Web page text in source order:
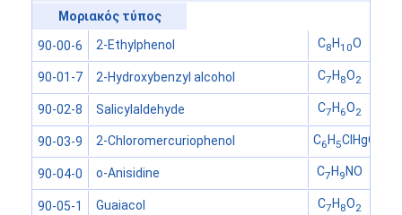
Μοριακός τύπος
90-00-6 2-Ethylphenol C8 H10O
90-01-7 2-Hydroxybenzyl alcohol C7 H 8O2
90-02-8 Salicylaldehyde C7 H 6O2
90-03-9 2-Chloromercuriophenol C6H5ClHgO
90-04-0 o-Anisidine C7 H 9 NO
90-05-1 Guaiacol C7 H 8O2